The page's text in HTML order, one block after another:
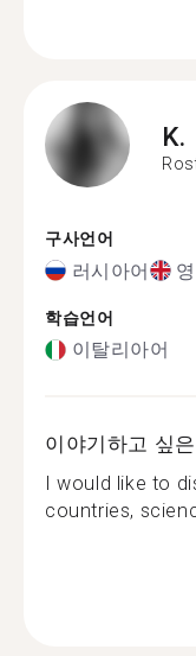
K.
구사언어
러시아어
학습언어
이탈리아어
이야기하고 싶
I would like to
countries,